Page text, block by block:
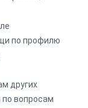
по профилю
других
вопросам